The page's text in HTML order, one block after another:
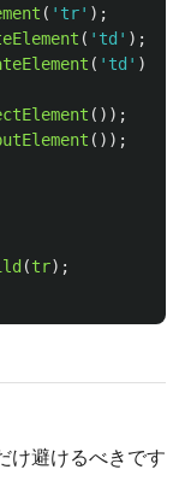
( ' tr' );
( ' td ' );
( ' td ' );
());
());
(tr);
け避けるべきです